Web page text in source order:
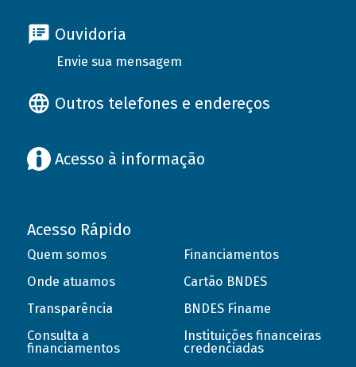
Ouvidoria
Envie sua mensagem
Outros telefones e endereços
Acesso à informação
Acesso Rápido
Quem somos
Onde atuamos
Transparência
Consulta a
financiamentos
Financiamentos
Cartão BNDES
BNDES Finame
Instituições financeiras
credenciadas